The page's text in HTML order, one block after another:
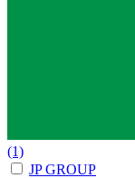
(1)
JP GROUP